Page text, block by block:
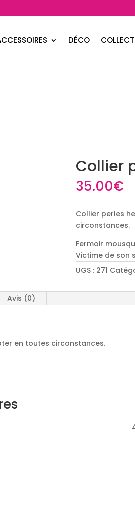
DÉCO
Collier
35.00€
Collier perles
circonstances.
Fermoir
Victime de son
UGS : 271
Avis (0)
en toutes circonstances.